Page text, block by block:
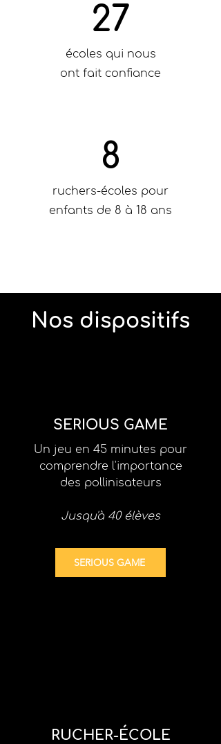
27
écoles qui nous
ont fait confiance
8
ruchers-écoles pour
enfants de 8 à 18 ans
Nos dispositifs
SERIOUS GAME
Un jeu en 45 minutes pour
comprendre l'importance
des pollinisateurs
Jusqu'à 40 élèves
SERIOUS GAME
RUCHER-ÉCOLE